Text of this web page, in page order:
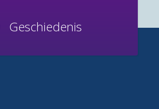
Geschiedenis